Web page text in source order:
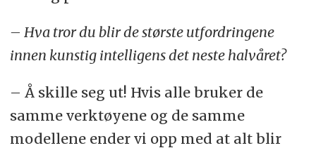
– Hva tror du blir de største utfordringene
innen kunstig intelligens det neste halvåret?
– Å skille seg ut! Hvis alle bruker de
samme verktøyene og de samme
modellene ender vi opp med at alt blir